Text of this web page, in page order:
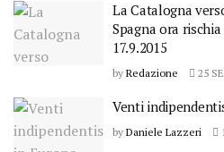
La Catalogna
Spagna ora
17.9.2015
by Redazione 25
Venti
by Daniele Lazzeri